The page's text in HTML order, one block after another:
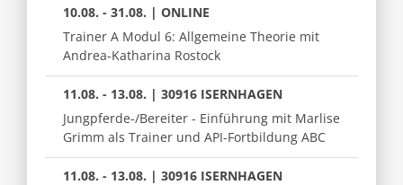
10.08. - 31.08. | ONLINE
Trainer A Modul 6: Allgemeine Theorie mit
Andrea-Katharina Rostock
11.08. - 13.08. | 30916 ISERNHAGEN
Jungpferde-/Bereiter - Einführung mit Marlise
Grimm als Trainer und API-Fortbildung ABC
11.08. - 13.08. | 30916 ISERNHAGEN